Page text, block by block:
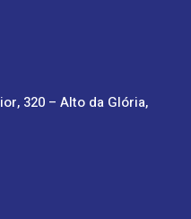
320 – Alto da Glória,